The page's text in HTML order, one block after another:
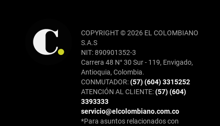
COPYRIGHT © 2026 EL COLOMBIANO
S.A.S
NIT: 890901352-3
Carrera 48 N° 30 Sur - 119, Envigado,
Antioquia, Colombia.
CONMUTADOR:(57) (604) 3315252
ATENCIÓN AL CLIENTE:(57) (604)
3393333
servicio@elcolombiano.com.co
*Para asuntos relacionados con